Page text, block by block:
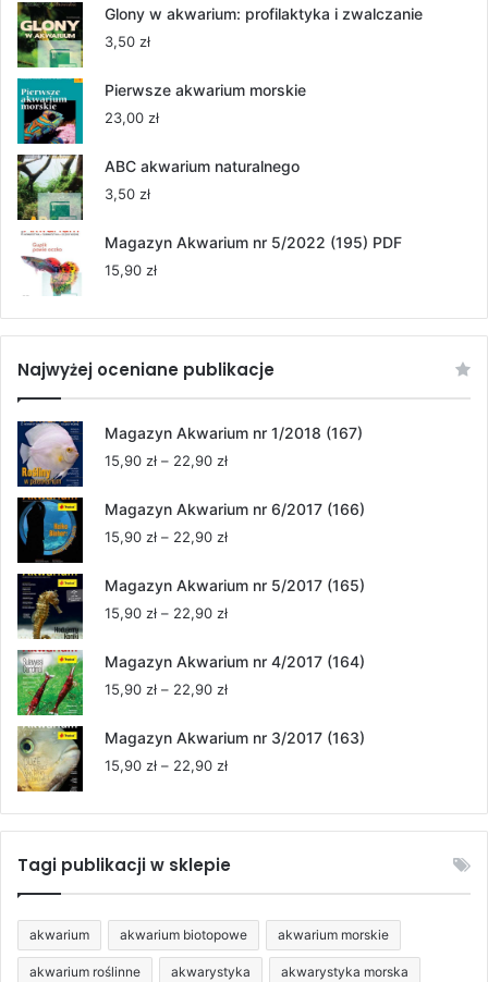
od
Glony w akwarium: profilaktyka i zwalczanie
3,50 zł
Pierwsze akwarium morskie
23,00 zł
ABC akwarium naturalnego
3,50 zł
Magazyn Akwarium nr 5/2022 (195) PDF
15,90 zł
Najwyżej oceniane publikacje
Magazyn Akwarium nr 1/2018 (167)
15,90 zł – 22,90 złZakres
od
Magazyn Akwarium nr 6/2017 (166)
15,90 zł – 22,90 złZakres
od
Magazyn Akwarium nr 5/2017 (165)
15,90 zł – 22,90 złZakres
od
Magazyn Akwarium nr 4/2017 (164)
15,90 zł – 22,90 złZakres
od
Magazyn Akwarium nr 3/2017 (163)
15,90 zł – 22,90 złZakres
od
15,90 zł
Tagi publikacji w sklepie
akwarium akwarium biotopowe akwarium morskie
akwarium roślinne akwarystyka akwarystyka morska